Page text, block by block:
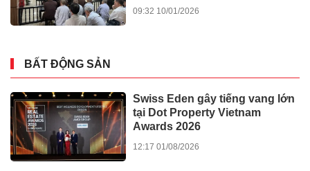
09:32 10/01/2026
BẤT ĐỘNG SẢN
Swiss Eden gây tiếng vang lớn
tại Dot Property Vietnam
Awards 2026
12:17 01/08/2026